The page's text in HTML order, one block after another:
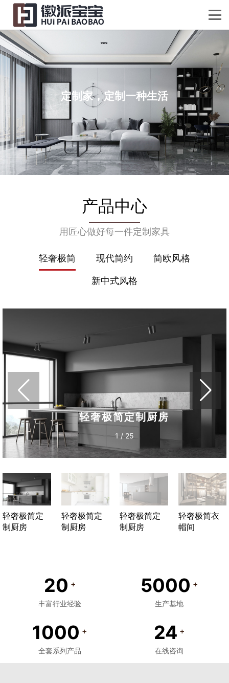
定制家，定制一种生活
产品中心
用匠心做好每一件定制家具
轻奢极简 现代简约 简欧风格
新中式风格
轻奢极简定制厨房
1 / 25
轻奢极简定
制厨房
轻奢极简定
制厨房
轻奢极简定
制厨房
轻奢极简衣
帽间
20 +
丰富行业经验
5000 +
生产基地
1000 +
全套系列产品
24 +
在线咨询